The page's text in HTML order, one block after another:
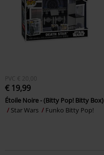
PVC € 20,00
€ 19,99
Étoile Noire - (Bitty Pop! Bitty Box)
Star Wars
Funko Bitty Pop!